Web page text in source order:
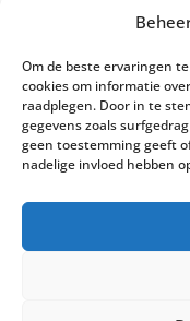
Om de beste ervaringen
cookies om informatie
raadplegen. Door in te
gegevens zoals
geen toestemming geeft
nadelige invloed hebben
Supermarkten
Zien en doen
Zorg en welzijn
Algemene